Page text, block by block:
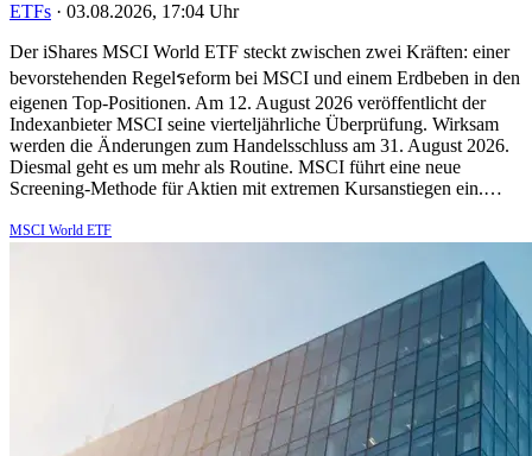
ETFs · 03.08.2026, 17:04 Uhr
Der iShares MSCI World ETF steckt zwischen zwei Kräften: einer
bevorstehenden Regelรeform bei MSCI und einem Erdbeben in den
eigenen Top-Positionen. Am 12. August 2026 veröffentlicht der
Indexanbieter MSCI seine vierteljährliche Überprüfung. Wirksam
werden die Änderungen zum Handelsschluss am 31. August 2026.
Diesmal geht es um mehr als Routine. MSCI führt eine neue
Screening-Methode für Aktien mit extremen Kursanstiegen ein.…
MSCI World ETF